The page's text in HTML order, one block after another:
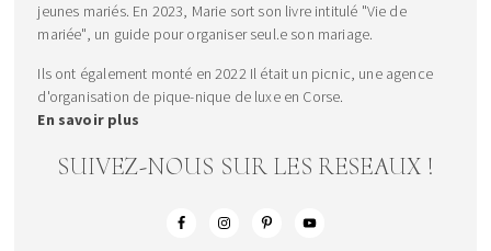
jeunes mariés. En 2023, Marie sort son livre intitulé "Vie de
mariée", un guide pour organiser seul.e son mariage.
Ils ont également monté en 2022 Il était un picnic, une agence
d'organisation de pique-nique de luxe en Corse.
En savoir plus
SUIVEZ-NOUS SUR LES RESEAUX !